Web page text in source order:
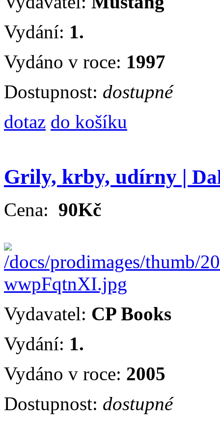
Vydání: 1.
Vydáno v roce: 1997
Dostupnost: dostupné
dotaz do košíku
Grily, krby, udírny |
Cena: 90Kč
Vydavatel: CP Books
Vydání: 1.
Vydáno v roce: 2005
Dostupnost: dostupné